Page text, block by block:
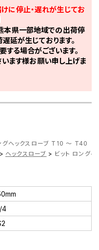
に停止・遅れが生じてお
本県一部地域での出荷停
延が生じております。
る場合がございます。
ます様お願い申し上げま
グヘックスローブ T10 ～ T40
> ヘックスローブ > ビット ロング
4